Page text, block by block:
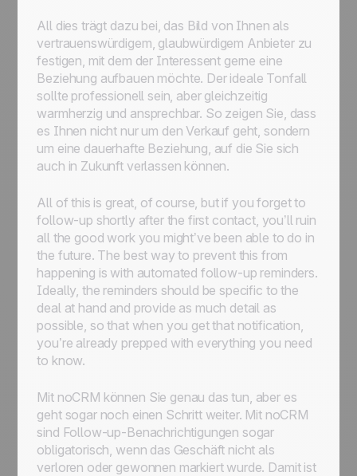
All dies trägt dazu bei, das Bild von Ihnen als
vertrauenswürdigem, glaubwürdigem Anbieter zu
festigen, mit dem der Interessent gerne eine
Beziehung aufbauen möchte. Der ideale Tonfall
sollte professionell sein, aber gleichzeitig
warmherzig und ansprechbar. So zeigen Sie, dass
es Ihnen nicht nur um den Verkauf geht, sondern
um eine dauerhafte Beziehung, auf die Sie sich
auch in Zukunft verlassen können.
All of this is great, of course, but if you forget to
follow-up shortly after the first contact, you’ll ruin
all the good work you might’ve been able to do in
the future. The best way to prevent this from
happening is with automated follow-up reminders.
Ideally, the reminders should be specific to the
deal at hand and provide as much detail as
possible, so that when you get that notification,
you’re already prepped with everything you need
to know.
Mit noCRM können Sie genau das tun, aber es
geht sogar noch einen Schritt weiter. Mit noCRM
sind Follow-up-Benachrichtigungen sogar
obligatorisch, wenn das Geschäft nicht als
verloren oder gewonnen markiert wurde. Damit ist